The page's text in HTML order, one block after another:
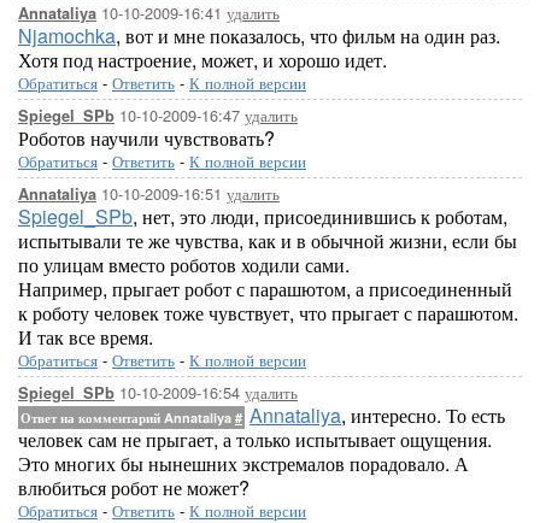
Annataliya 10-10-2009-16:41 удалить
Njamochka, вот и мне показалось, что фильм на один раз.
Хотя под настроение, может, и хорошо идет.
Обратиться - Ответить - К полной версии
Spiegel_SPb 10-10-2009-16:47 удалить
Роботов научили чувствовать?
Обратиться - Ответить - К полной версии
Annataliya 10-10-2009-16:51 удалить
Spiegel_SPb, нет, это люди, присоединившись к роботам,
испытывали те же чувства, как и в обычной жизни, если бы
по улицам вместо роботов ходили сами.
Например, прыгает робот с парашютом, а присоединенный
к роботу человек тоже чувствует, что прыгает с парашютом.
И так все время.
Обратиться - Ответить - К полной версии
Spiegel_SPb 10-10-2009-16:54 удалить
Ответ на комментарий Annataliya # Annataliya, интересно. То есть
человек сам не прыгает, а только испытывает ощущения.
Это многих бы нынешних экстремалов порадовало. А
влюбиться робот не может?
Обратиться - Ответить - К полной версии